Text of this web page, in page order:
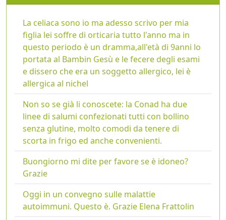
La celiaca sono io ma adesso scrivo per mia
figlia lei soffre di orticaria tutto l'anno ma in
questo periodo è un dramma,all'età di 9anni lo
portata al Bambin Gesù e le fecere degli esami
e dissero che era un soggetto allergico, lei è
allergica al nichel
Non so se già li conoscete: la Conad ha due
linee di salumi confezionati tutti con bollino
senza glutine, molto comodi da tenere di
scorta in frigo ed anche convenienti.
Buongiorno mi dite per favore se è idoneo?
Grazie
Oggi in un convegno sulle malattie
autoimmuni. Questo è. Grazie Elena Frattolin